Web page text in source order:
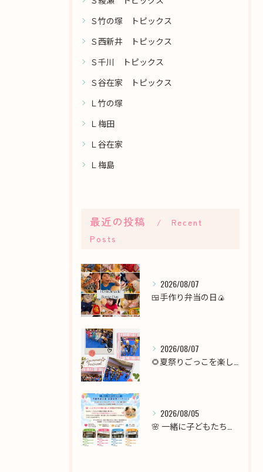
Ｓ竹の塚 トピックス
Ｓ西新井 トピックス
Ｓ千川 トピックス
Ｓ谷在家 トピックス
Ｌ竹の塚
Ｌ梅田
Ｌ谷在家
Ｌ梅島
最近の投稿
Recent
Posts
2026/08/07
🍱手作り弁当の日🍙
2026/08/07
🌻夏祭りごっこを楽しみました！🎆
2026/08/05
🌸 一緒に子どもたちの未来を育てませんか？職員募集 🌸